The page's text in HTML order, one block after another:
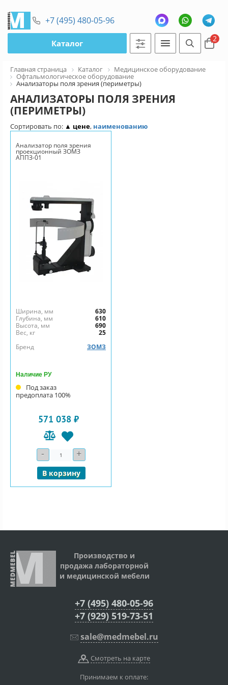
+7 (495) 480-05-96
Каталог 2
Главная страница Каталог Медицинское оборудование
Офтальмологическое оборудование
Анализаторы поля зрения (периметры)
АНАЛИЗАТОРЫ ПОЛЯ ЗРЕНИЯ
(ПЕРИМЕТРЫ)
Сортировать по: ▲ цене, наименованию
Анализатор поля зрения
проекционный ЗОМЗ
АППЗ-01
Ширина, мм
630
Глубина, мм
610
Высота, мм
690
Вес, кг
25
Бренд
ЗОМЗ
Наличие РУ
Под заказ
предоплата 100%
571 038 ₽
- Количество+
В корзину
Производство и
продажа лабораторной
и медицинской мебели
+7 (495) 480-05-96
+7 (929) 519-73-51
sale@medmebel.ru
Смотреть на карте
Принимаем к оплате: